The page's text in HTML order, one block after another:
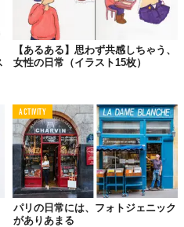
でしょう？
06.
いているのは
ルかな？
【あるある】思わず共感しちゃう、
女性の日常（イラスト15枚）
ACTIVITY
パリの日常には、フォトジェニック
がありあまる